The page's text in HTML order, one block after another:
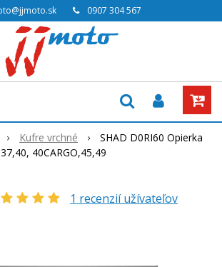
0907 304 567
Kufre vrchné
SHAD D0RI60 Opierka
40CARGO,45,49
1 recenzií užívateľov